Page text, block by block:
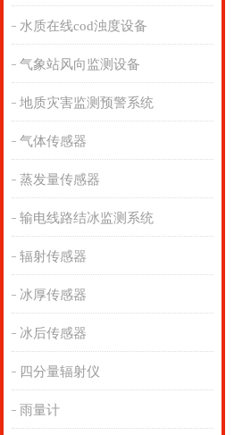
水质在线cod浊度设备
气象站风向监测设备
地质灾害监测预警系统
气体传感器
蒸发量传感器
输电线路结冰监测系统
辐射传感器
冰厚传感器
冰后传感器
四分量辐射仪
雨量计